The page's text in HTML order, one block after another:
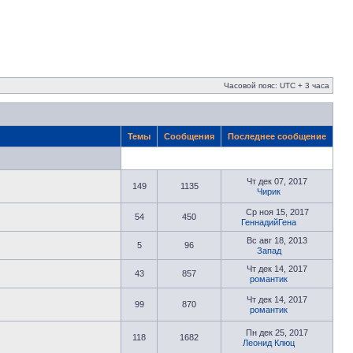
Часовой пояс: UTC + 3 часа
Темы Сообщения Последнее сообщение
149 1135
Чт дек 07, 2017
Чирик
54 450
Ср ноя 15, 2017
ГеннадийГена
5 96
Вс авг 18, 2013
Запад
43 857
Чт дек 14, 2017
романтик
99 870
Чт дек 14, 2017
романтик
118 1682
Пн дек 25, 2017
Леонид Клюц